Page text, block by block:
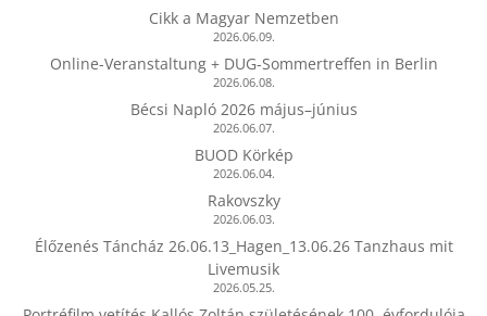
Cikk a Magyar Nemzetben
2026.06.09.
Online-Veranstaltung + DUG-Sommertreffen in Berlin
2026.06.08.
Bécsi Napló 2026 május–június
2026.06.07.
BUOD Körkép
2026.06.04.
Rakovszky
2026.06.03.
Élőzenés Táncház 26.06.13_Hagen_13.06.26 Tanzhaus mit
Livemusik
2026.05.25.